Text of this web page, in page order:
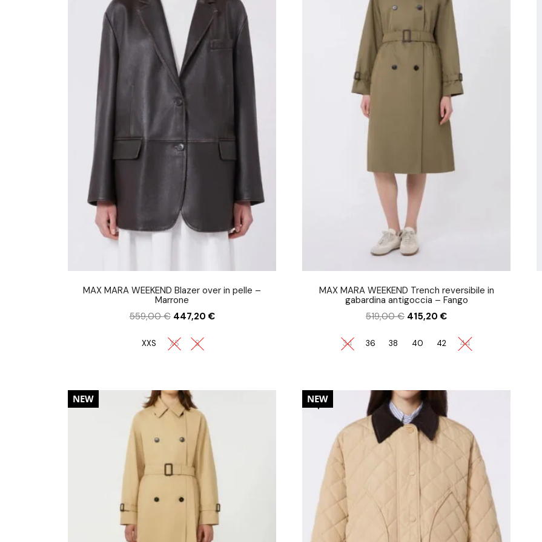
MAX MARA WEEKEND Blazer over in pelle –
Marrone
559,00€ 447,20€
XXS XS S
MAX MARA WEEKEND Trench reversibile in
gabardina antigoccia – Fango
519,00€ 415,20€
34 36 38 40 42 44
NEW 20%
NEW